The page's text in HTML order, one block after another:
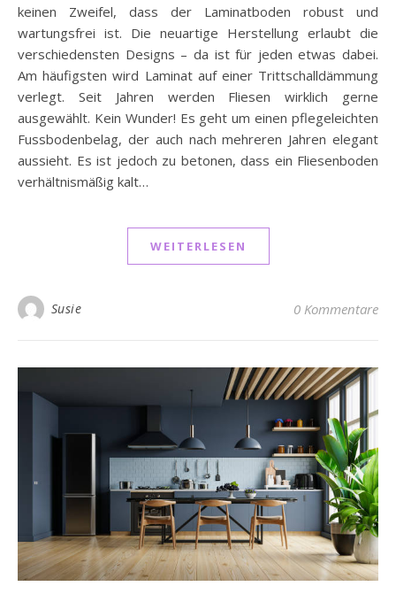
keinen Zweifel, dass der Laminatboden robust und
wartungsfrei ist. Die neuartige Herstellung erlaubt die
verschiedensten Designs – da ist für jeden etwas dabei.
Am häufigsten wird Laminat auf einer Trittschalldämmung
verlegt. Seit Jahren werden Fliesen wirklich gerne
ausgewählt. Kein Wunder! Es geht um einen pflegeleichten
Fussbodenbelag, der auch nach mehreren Jahren elegant
aussieht. Es ist jedoch zu betonen, dass ein Fliesenboden
verhältnismäßig kalt…
WEITERLESEN
Susie 0 Kommentare